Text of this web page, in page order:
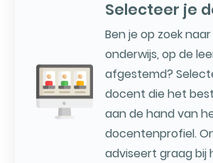
Selecteer je
Ben je op zoek
onderwijs, op de
afgestemd?
docent die het
aan de hand van
docentenprofiel.
adviseert graag bij